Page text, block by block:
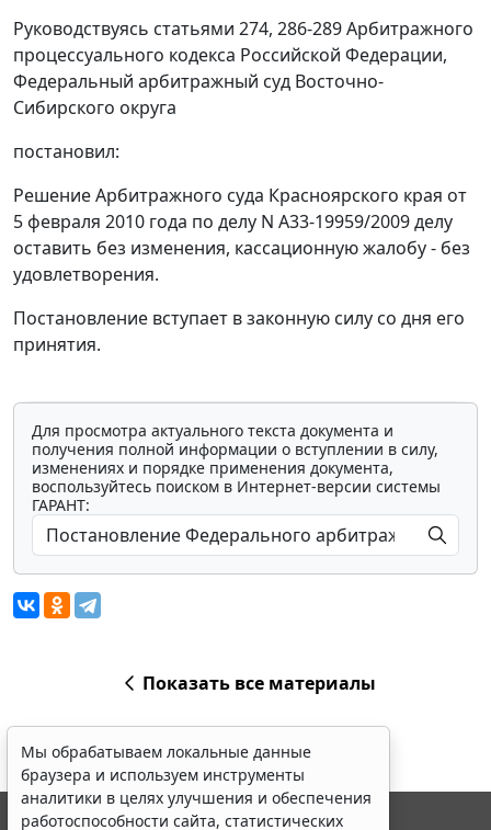
Руководствуясь статьями 274, 286-289Арбитражного
процессуального кодекса Российской Федерации,
Федеральный арбитражный суд Восточно-
Сибирского округа
постановил:
Решение Арбитражного суда Красноярского края от
5 февраля 2010 года по делу N А33-19959/2009 делу
оставить без изменения, кассационную жалобу - без
удовлетворения.
Постановление вступает в законную силу со дня его
принятия.
Для просмотра актуального текста документа и
получения полной информации о вступлении в силу,
изменениях и порядке применения документа,
воспользуйтесь поиском в Интернет-версии системы
ГАРАНТ:
Показать все материалы
Мы обрабатываем локальные данные
браузера и используем инструменты
аналитики в целях улучшения и обеспечения
работоспособности сайта, статистических